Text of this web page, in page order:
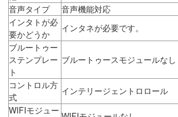
音声タイプ
音声機能対応
インタトが必
要かどうか
インタネが必要です。
ブルートゥー
ステンプレー
ト
ブルートゥースモジュールなし
コントロル方
式
インテリージェントロロール
WIFIモジュー